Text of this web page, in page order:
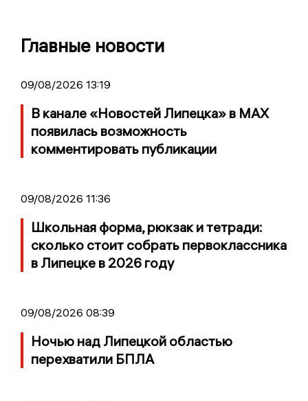
Главные новости
09/08/2026 13:19
В канале «Новостей Липецка» в MAX
появилась возможность
комментировать публикации
09/08/2026 11:36
Школьная форма, рюкзак и тетради:
сколько стоит собрать первоклассника
в Липецке в 2026 году
09/08/2026 08:39
Ночью над Липецкой областью
перехватили БПЛА